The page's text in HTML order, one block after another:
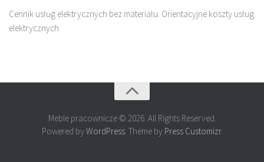
Cennik usług elektrycznych bez materiału: Orientacyjne koszty usług
elektrycznych
Meble pracownicze © 2026. All Rights Reserved.
Powered by WordPress. Theme by Press Customizr.